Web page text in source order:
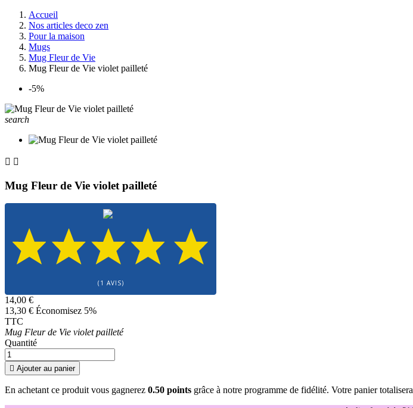
Accueil
Nos articles deco zen
Pour la maison
Mugs
Mug Fleur de Vie
Mug Fleur de Vie violet pailleté
-5%
search
 
Mug Fleur de Vie violet pailleté
(1 AVIS)
14,00 €
13,30 € Économisez 5%
TTC
Mug Fleur de Vie violet pailleté
Quantité
 Ajouter au panier
En achetant ce produit vous gagnerez 0.50 points grâce à notre programme de fidélité. Votre panier totalisera